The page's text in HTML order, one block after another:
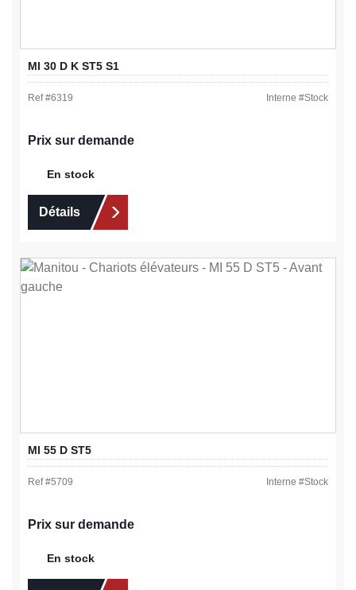
MI 30 D K ST5 S1
Ref #6319 Interne #Stock
Prix sur demande
En stock
Détails
MI 55 D ST5
Ref #5709 Interne #Stock
Prix sur demande
En stock